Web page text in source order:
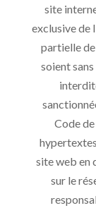
site
exclusive de
partielle
soient
Code
site web en
sur le